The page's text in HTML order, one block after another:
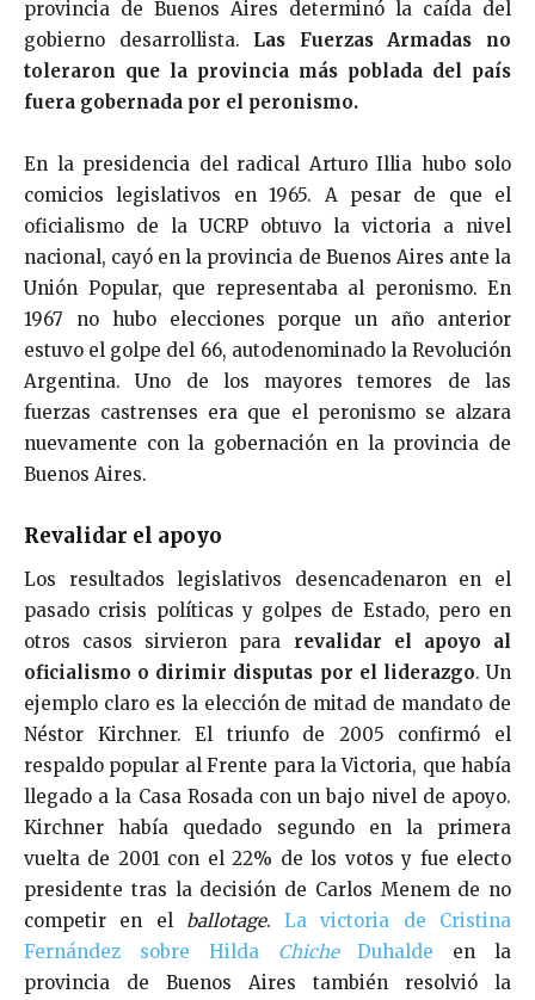
provincia de Buenos Aires determinó la caída del
gobierno desarrollista. Las Fuerzas Armadas no
toleraron que la provincia más poblada del país
fuera gobernada por el peronismo.
En la presidencia del radical Arturo Illia hubo solo
comicios legislativos en 1965. A pesar de que el
oficialismo de la UCRP obtuvo la victoria a nivel
nacional, cayó en la provincia de Buenos Aires ante la
Unión Popular, que representaba al peronismo. En
1967 no hubo elecciones porque un año anterior
estuvo el golpe del 66, autodenominado la Revolución
Argentina. Uno de los mayores temores de las
fuerzas castrenses era que el peronismo se alzara
nuevamente con la gobernación en la provincia de
Buenos Aires.
Revalidar el apoyo
Los resultados legislativos desencadenaron en el
pasado crisis políticas y golpes de Estado, pero en
otros casos sirvieron para revalidar el apoyo al
oficialismo o dirimir disputas por el liderazgo. Un
ejemplo claro es la elección de mitad de mandato de
Néstor Kirchner. El triunfo de 2005 confirmó el
respaldo popular al Frente para la Victoria, que había
llegado a la Casa Rosada con un bajo nivel de apoyo.
Kirchner había quedado segundo en la primera
vuelta de 2001 con el 22% de los votos y fue electo
presidente tras la decisión de Carlos Menem de no
competir en el ballotage.La victoria de Cristina
Fernández sobre Hilda ChicheDuhalde en la
provincia de Buenos Aires también resolvió la